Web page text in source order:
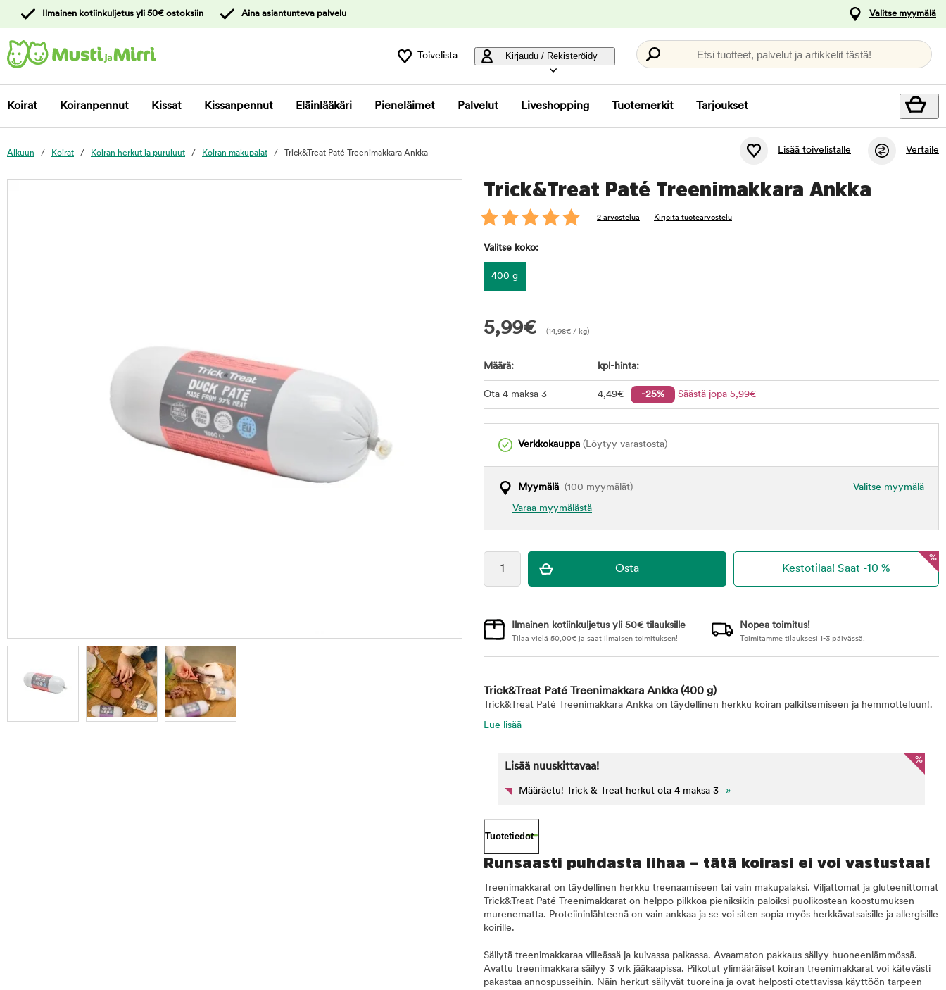
asiakaspalveluun
Ilmainen kotiinkuljetus yli 50€ ostoksiin Aina asiantunteva palvelu Valitse myymälä
Toivelista Kirjaudu / Rekisteröidy Etsi tuotteet, palvelut ja artikkelit tästä!
Koirat Koiranpennut Kissat Kissanpennut Eläinlääkäri Pieneläimet Palvelut Liveshopping Tuotemerkit Tarjoukset
Alkuun Koirat Koiran herkut ja puruluut Koiran makupalat Trick&Treat Paté Treenimakkara Ankka Lisää toivelistalle Vertaile
Trick&Treat Paté Treenimakkara Ankka
2 arvostelua Kirjoita tuotearvostelu
Valitse koko:
400 g
5,99€ (14,98€ / kg)
Määrä: kpl-hinta:
Ota 4 maksa 3 4,49€ -25% Säästä jopa 5,99€
Verkkokauppa (Löytyy varastosta)
Valitse myymälä
Myymälä (100 myymälät)
Varaa myymälästä
%
Ilmainen kotiinkuljetus yli 50€ tilauksille
Tilaa vielä 50,00€ ja saat ilmaisen toimituksen!
Nopea toimitus!
Toimitamme tilauksesi 1-3 päivässä.
Trick&Treat Paté Treenimakkara Ankka (400 g)
Trick&Treat Paté Treenimakkara Ankka on täydellinen herkku koiran palkitsemiseen ja hemmotteluun!.
Lue lisää
%
Lisää nuuskittavaa!
Määräetu! Trick & Treat herkut ota 4 maksa 3 »
Tuotetiedot
Runsaasti puhdasta lihaa – tätä koirasi ei voi vastustaa!
Treenimakkarat on täydellinen herkku treenaamiseen tai vain makupalaksi. Viljattomat ja gluteenittomat
Trick&Treat Paté Treenimakkarat on helppo pilkkoa pieniksikin paloiksi puolikostean koostumuksen
murenematta. Proteiininlähteenä on vain ankkaa ja se voi siten sopia myös herkkävatsaisille ja allergisille
koirille.
Säilytä treenimakkaraa viileässä ja kuivassa paikassa. Avaamaton pakkaus säilyy huoneenlämmössä.
Avattu treenimakkara säilyy 3 vrk jääkaapissa. Pilkotut ylimääräiset koiran treenimakkarat voi kätevästi
pakastaa annospusseihin. Näin herkut säilyvät tuoreina ja ovat helposti otettavissa käyttöön tarpeen